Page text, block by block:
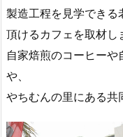
製造工程を見学できる
頂けるカフェを取材し
自家焙煎のコーヒーや
や、
やちむんの里にある共